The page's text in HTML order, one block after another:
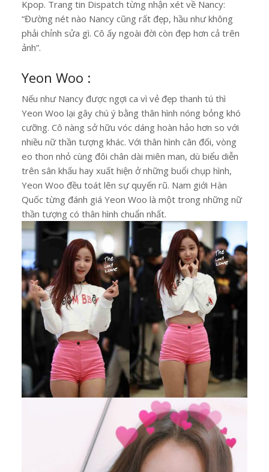
Kpop. Trang tin Dispatch từng nhận xét về Nancy:
“Đường nét nào Nancy cũng rất đẹp, hầu như không
phải chỉnh sửa gì. Cô ấy ngoài đời còn đẹp hơn cả trên
ảnh”.
Yeon Woo :
Nếu như Nancy được ngợi ca vì vẻ đẹp thanh tú thì
Yeon Woo lại gây chú ý bằng thân hình nóng bỏng khó
cưỡng. Cô nàng sở hữu vóc dáng hoàn hảo hơn so với
nhiều nữ thần tượng khác. Với thân hình cân đối, vòng
eo thon nhỏ cùng đôi chân dài miên man, dù biểu diễn
trên sân khấu hay xuất hiện ở những buổi chụp hình,
Yeon Woo đều toát lên sự quyến rũ. Nam giới Hàn
Quốc từng đánh giá Yeon Woo là một trong những nữ
thần tượng có thân hình chuẩn nhất.